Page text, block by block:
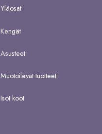
Yläosat
Kengät
Asusteet
Muotoilevat tuotteet
Isot koot